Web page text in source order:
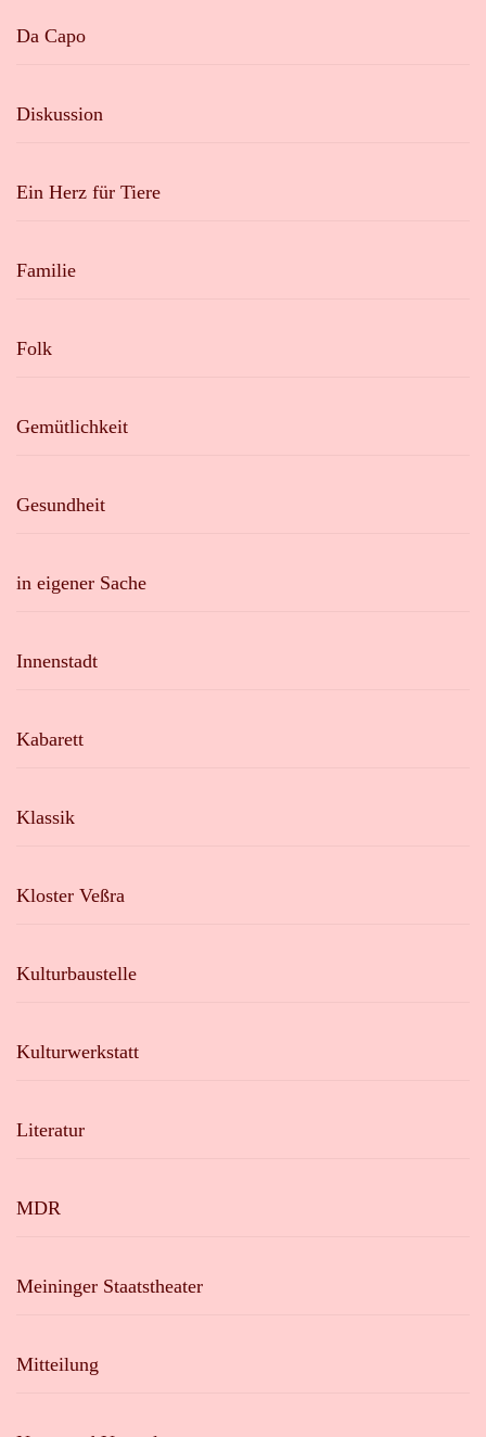
Da Capo
Diskussion
Ein Herz für Tiere
Familie
Folk
Gemütlichkeit
Gesundheit
in eigener Sache
Innenstadt
Kabarett
Klassik
Kloster Veßra
Kulturbaustelle
Kulturwerkstatt
Literatur
MDR
Meininger Staatstheater
Mitteilung